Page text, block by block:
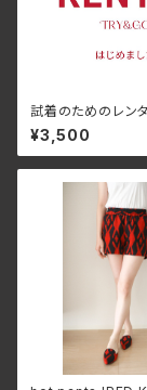
試着のためのレン
GO!!
¥3,500